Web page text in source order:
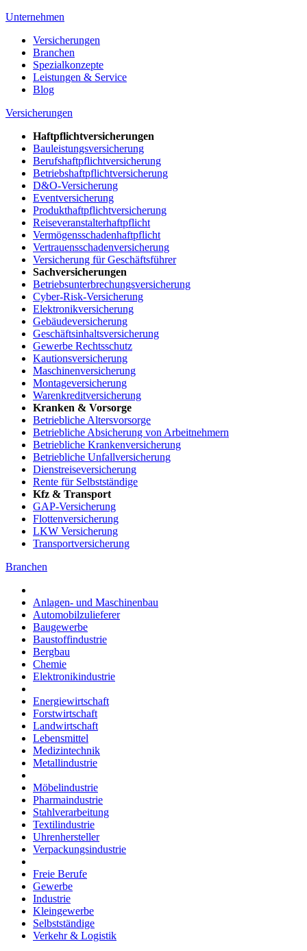
Unternehmen
Versicherungen
Branchen
Spezialkonzepte
Leistungen & Service
Blog
Versicherungen
Haftpflichtversicherungen
Bauleistungsversicherung
Berufshaftpflichtversicherung
Betriebshaftpflichtversicherung
D&O-Versicherung
Eventversicherung
Produkthaftpflichtversicherung
Reiseveranstalterhaftpflicht
Vermögensschadenhaftpflicht
Vertrauensschadenversicherung
Versicherung für Geschäftsführer
Sachversicherungen
Betriebsunterbrechungsversicherung
Cyber-Risk-Versicherung
Elektronikversicherung
Gebäudeversicherung
Geschäftsinhaltsversicherung
Gewerbe Rechtsschutz
Kautionsversicherung
Maschinenversicherung
Montageversicherung
Warenkreditversicherung
Kranken & Vorsorge
Betriebliche Altersvorsorge
Betriebliche Absicherung von Arbeitnehmern
Betriebliche Krankenversicherung
Betriebliche Unfallversicherung
Dienstreiseversicherung
Rente für Selbstständige
Kfz & Transport
GAP-Versicherung
Flottenversicherung
LKW Versicherung
Transportversicherung
Branchen
Anlagen- und Maschinenbau
Automobilzulieferer
Baugewerbe
Baustoffindustrie
Bergbau
Chemie
Elektronikindustrie
Energiewirtschaft
Forstwirtschaft
Landwirtschaft
Lebensmittel
Medizintechnik
Metallindustrie
Möbelindustrie
Pharmaindustrie
Stahlverarbeitung
Textilindustrie
Uhrenhersteller
Verpackungsindustrie
Freie Berufe
Gewerbe
Industrie
Kleingewerbe
Selbstständige
Verkehr & Logistik